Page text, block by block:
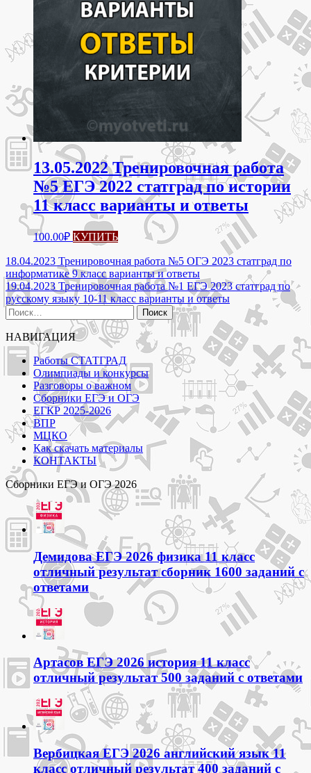
13.05.2022 Тренировочная работа
№5 ЕГЭ 2022 статград по истории
11 класс варианты и ответы
100.00₽ КУПИТЬ
Навигация
по
записям
18.04.2023 Тренировочная работа №5 ОГЭ 2023 статград по
информатике 9 класс варианты и ответы
19.04.2023 Тренировочная работа №1 ЕГЭ 2023 статград по
русскому языку 10-11 класс варианты и ответы
Найти:
НАВИГАЦИЯ
Работы СТАТГРАД
Олимпиады и конкурсы
Разговоры о важном
Сборники ЕГЭ и ОГЭ
ЕГКР 2025-2026
ВПР
МЦКО
Как скачать материалы
КОНТАКТЫ
Сборники ЕГЭ и ОГЭ 2026
Демидова ЕГЭ 2026 физика 11 класс
отличный результат сборник 1600 заданий с
ответами
Артасов ЕГЭ 2026 история 11 класс
отличный результат 500 заданий с ответами
Вербицкая ЕГЭ 2026 английский язык 11
класс отличный результат 400 заданий с